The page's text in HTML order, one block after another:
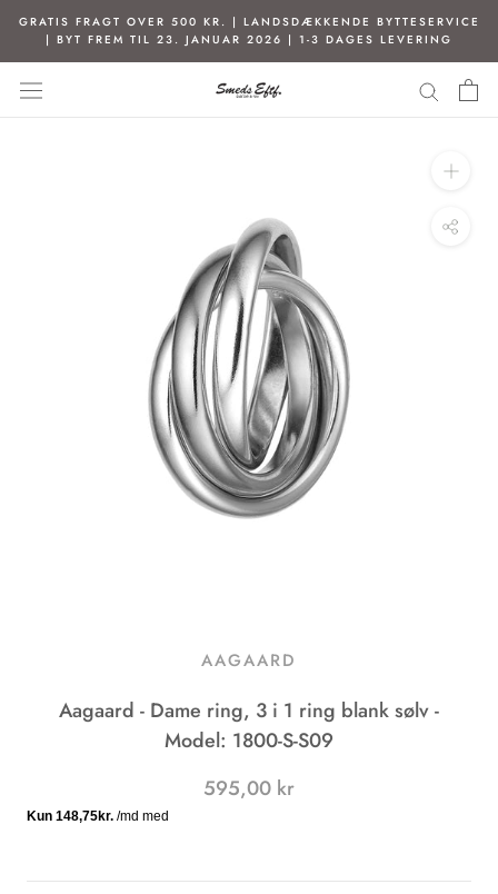
indhold
GRATIS FRAGT OVER 500 KR. | LANDSDÆKKENDE BYTTESERVICE
| BYT FREM TIL 23. JANUAR 2026 | 1-3 DAGES LEVERING
AAGAARD
Aagaard - Dame ring, 3 i 1 ring blank sølv -
Model: 1800-S-S09
595,00 kr